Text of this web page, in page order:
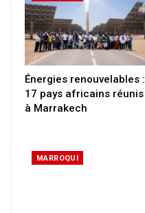
Énergies renouvelables :
17 pays africains réunis
à Marrakech
MARROQUI